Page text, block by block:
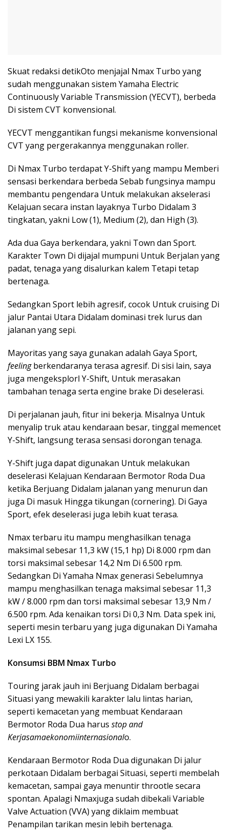
Skuat redaksi detikOto menjajal Nmax Turbo yang
sudah menggunakan sistem Yamaha Electric
Continuously Variable Transmission (YECVT), berbeda
Di sistem CVT konvensional.
YECVT menggantikan fungsi mekanisme konvensional
CVT yang pergerakannya menggunakan roller.
Di Nmax Turbo terdapat Y-Shift yang mampu Memberi
sensasi berkendara berbeda Sebab fungsinya mampu
membantu pengendara Untuk melakukan akselerasi
Kelajuan secara instan layaknya Turbo Didalam 3
tingkatan, yakni Low (1), Medium (2), dan High (3).
Ada dua Gaya berkendara, yakni Town dan Sport.
Karakter Town Di dijajal mumpuni Untuk Berjalan yang
padat, tenaga yang disalurkan kalem Tetapi tetap
bertenaga.
Sedangkan Sport lebih agresif, cocok Untuk cruising Di
jalur Pantai Utara Didalam dominasi trek lurus dan
jalanan yang sepi.
Mayoritas yang saya gunakan adalah Gaya Sport,
feelingberkendaranya terasa agresif. Di sisi lain, saya
juga mengeksplorl Y-Shift, Untuk merasakan
tambahan tenaga serta engine brake Di deselerasi.
Di perjalanan jauh, fitur ini bekerja. Misalnya Untuk
menyalip truk atau kendaraan besar, tinggal memencet
Y-Shift, langsung terasa sensasi dorongan tenaga.
Y-Shift juga dapat digunakan Untuk melakukan
deselerasi Kelajuan Kendaraan Bermotor Roda Dua
ketika Berjuang Didalam jalanan yang menurun dan
juga Di masuk Hingga tikungan (cornering). Di Gaya
Sport, efek deselerasi juga lebih kuat terasa.
Nmax terbaru itu mampu menghasilkan tenaga
maksimal sebesar 11,3 kW (15,1 hp) Di 8.000 rpm dan
torsi maksimal sebesar 14,2 Nm Di 6.500 rpm.
Sedangkan Di Yamaha Nmax generasi Sebelumnya
mampu menghasilkan tenaga maksimal sebesar 11,3
kW / 8.000 rpm dan torsi maksimal sebesar 13,9 Nm /
6.500 rpm. Ada kenaikan torsi Di 0,3 Nm. Data spek ini,
seperti mesin terbaru yang juga digunakan Di Yamaha
Lexi LX 155.
Konsumsi BBM Nmax Turbo
Touring jarak jauh ini Berjuang Didalam berbagai
Situasi yang mewakili karakter lalu lintas harian,
seperti kemacetan yang membuat Kendaraan
Bermotor Roda Dua harus stop and
Kerjasamaekonomiinternasionalo.
Kendaraan Bermotor Roda Dua digunakan Di jalur
perkotaan Didalam berbagai Situasi, seperti membelah
kemacetan, sampai gaya menuntir throotle secara
spontan. Apalagi Nmaxjuga sudah dibekali Variable
Valve Actuation (VVA) yang diklaim membuat
Penampilan tarikan mesin lebih bertenaga.